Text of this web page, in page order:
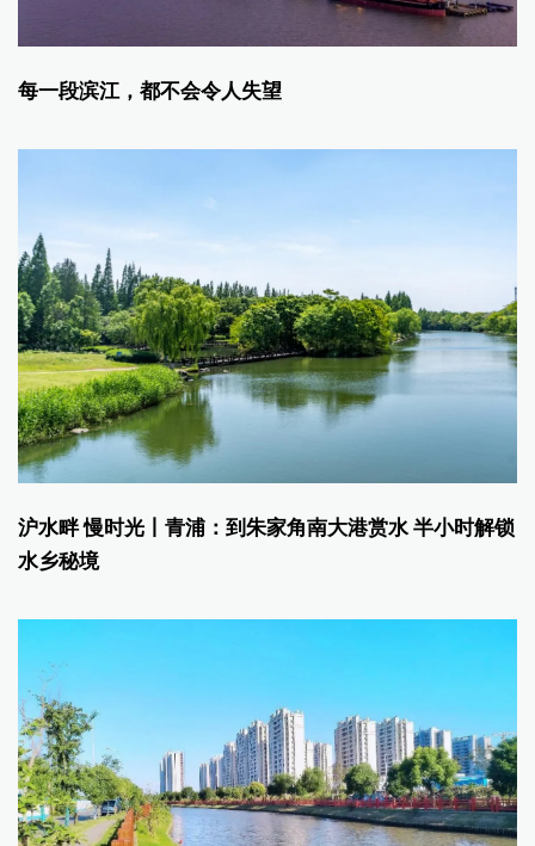
每一段滨江，都不会令人失望
沪水畔 慢时光丨青浦：到朱家角南大港赏水 半小时解锁
水乡秘境